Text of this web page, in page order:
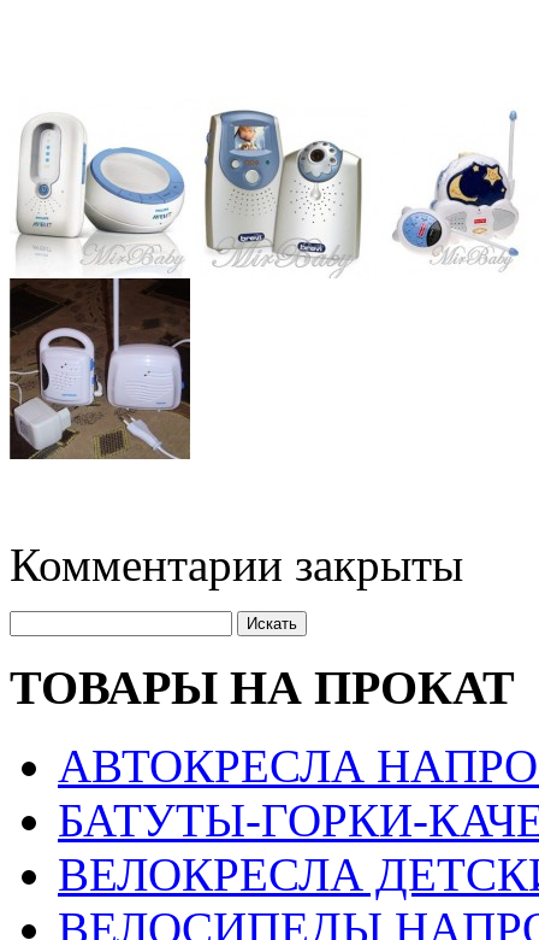
Комментарии закрыты
ТОВАРЫ НА ПРОКАТ
АВТОКРЕСЛА
БАТУТЫ-ГОРКИ-
ВЕЛОКРЕСЛА
ВЕЛОСИПЕДЫ